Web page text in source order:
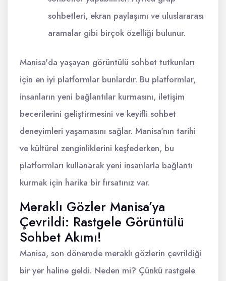
sohbetleri, ekran paylaşımı ve uluslararası
aramalar gibi birçok özelliği bulunur.
Manisa'da yaşayan görüntülü sohbet tutkunları
için en iyi platformlar bunlardır. Bu platformlar,
insanların yeni bağlantılar kurmasını, iletişim
becerilerini geliştirmesini ve keyifli sohbet
deneyimleri yaşamasını sağlar. Manisa'nın tarihi
ve kültürel zenginliklerini keşfederken, bu
platformları kullanarak yeni insanlarla bağlantı
kurmak için harika bir fırsatınız var.
Meraklı Gözler Manisa’ya
Çevrildi: Rastgele Görüntülü
Sohbet Akımı!
Manisa, son dönemde meraklı gözlerin çevrildiği
bir yer haline geldi. Neden mi? Çünkü rastgele